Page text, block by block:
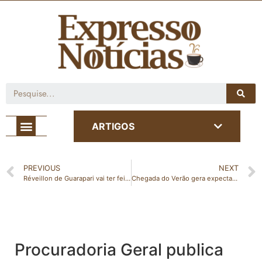
ARTIGOS
PREVIOUS
Réveillon de Guarapari vai ter feira apoiada pela Aderes
NEXT
Chegada do Verão gera expectativa de movimentação do setor turístico no Espírito Santo
Procuradoria Geral publica